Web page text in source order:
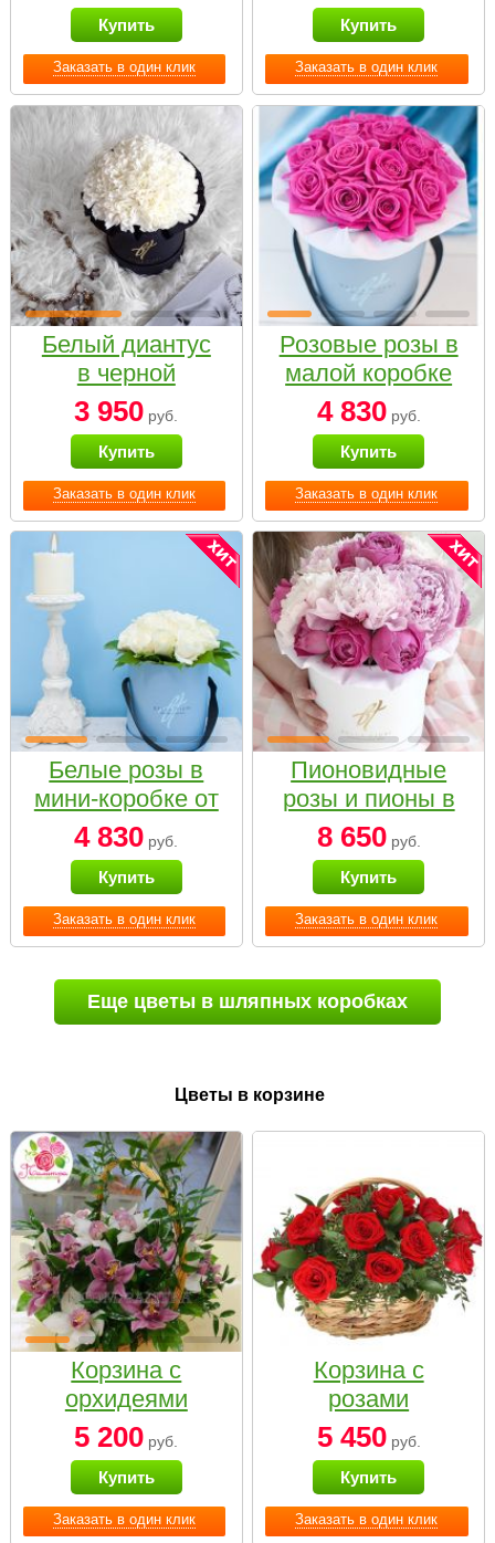
Заказать в один клик
Купить
Заказать в один клик
Small
Купить
Заказать в один клик
Белый диантус
в черной
коробке Small
3 950 руб.
Купить
Заказать в один клик
Розовые розы в
малой коробке
4 830руб.
Купить
Заказать в один клик
Белые розы в
мини-коробке от
Bella Fiori
4 830 руб.
Купить
Заказать в один клик
Пионовидные
розы и пионы в
белой коробке
Small
8 650руб.
Купить
Еще цветы в шляпных коробках
Цветы в корзине
Заказать в один клик
Корзина с
орхидеями
малая
5 200 руб.
Купить
Заказать в один клик
Корзина с
розами
«Красный
Париж»
5 450руб.
Купить